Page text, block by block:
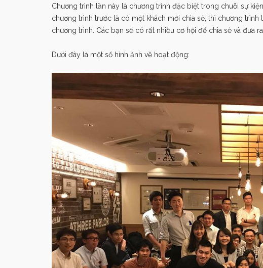
Chương trình lần này là chương trình đặc biệt trong chuỗi sự
chương trình trước là có một khách mời chia sẻ, thì chương
chương trình. Các bạn sẽ có rất nhiều cơ hội để chia sẻ và đưa
Dưới đây là một số hình ảnh về hoạt động: